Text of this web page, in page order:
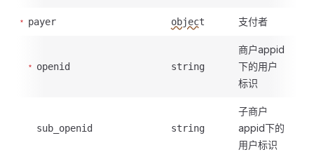
payer object 支付者
openid string
商户appid
下的用户
标识
sub_openid string
子商户
appid下的
用户标识